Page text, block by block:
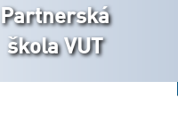
Partnerská
škola VUT